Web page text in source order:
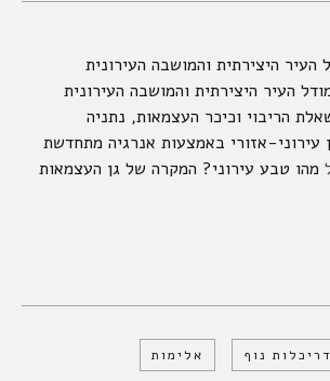
העיר היצירתית והמושבה העירונית
העיר היצירתית והמושבה העירונית
הריבוי וכיכר העצמאות, נתניה
עירוני-אזורי באמצעות אנרגיה מתחדשת
מהו טבע עירוני? המקרה של גן העצמאות
נוף אלימות